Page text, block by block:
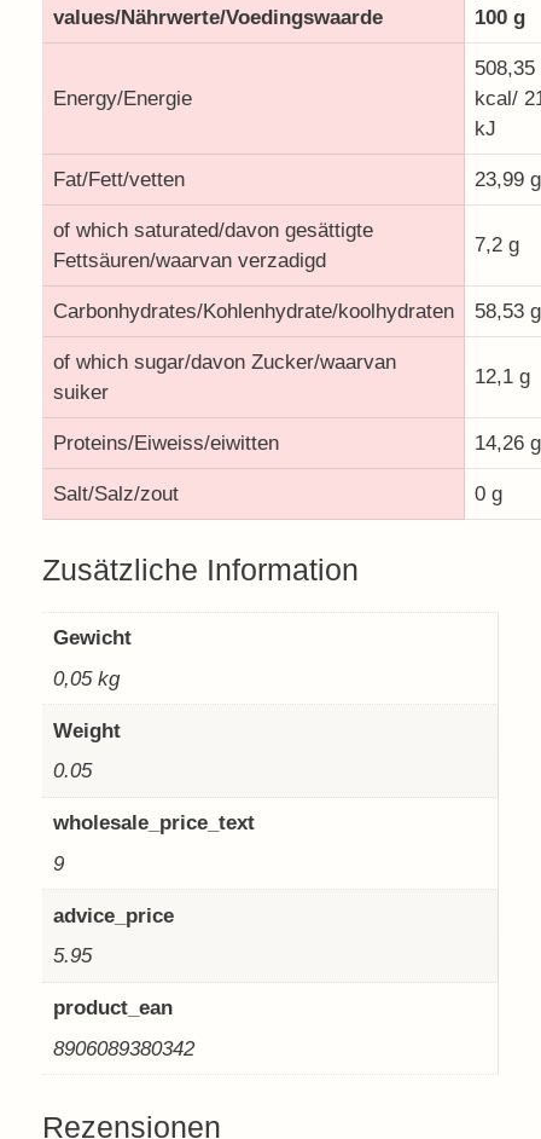
values/Nährwerte/Voedingswaarde
100 g
Energy/Energie
508,35
kcal/
kJ
Fat/Fett/vetten 23,99 g
of which saturated/davon gesättigte
Fettsäuren/waarvan verzadigd
7,2 g
Carbonhydrates/Kohlenhydrate/koolhydraten 58,53 g
of which sugar/davon Zucker/waarvan
suiker
12,1 g
Proteins/Eiweiss/eiwitten 14,26 g
Salt/Salz/zout 0 g
Zusätzliche Information
Gewicht
0,05 kg
Weight
0.05
wholesale_price_text
9
advice_price
5.95
product_ean
8906089380342
Rezensionen